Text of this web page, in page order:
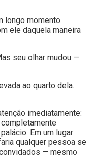
longo momento.
ele daquela maneira
seu olhar mudou —
ao quarto dela.
imediatamente:
Em um lugar
qualquer pessoa se
— mesmo